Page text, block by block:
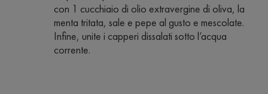
con 1 cucchiaio di olio extravergine di oliva, la
menta tritata, sale e pepe al gusto e mescolate.
Infine, unite i capperi dissalati sotto l’acqua
corrente.